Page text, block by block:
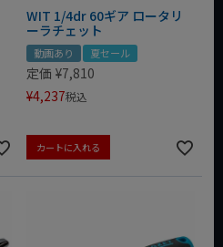
WIT 1/4dr 60ギア ロータリ
ーラチェット
動画あり 夏セール
定価 ¥7,810
¥4,237税込
カートに入れる